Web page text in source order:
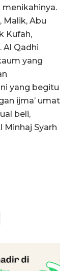
Malik, Abu
Kufah,
Al Qadhi
yang
yang begitu
ijma’ umat
beli,
Minhaj Syarh